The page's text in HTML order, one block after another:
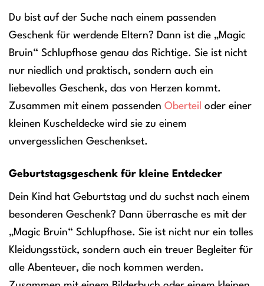
Du bist auf der Suche nach einem passenden
Geschenk für werdende Eltern? Dann ist die „Magic
Bruin“ Schlupfhose genau das Richtige. Sie ist nicht
nur niedlich und praktisch, sondern auch ein
liebevolles Geschenk, das von Herzen kommt.
Zusammen mit einem passenden Oberteil oder einer
kleinen Kuscheldecke wird sie zu einem
unvergesslichen Geschenkset.
Geburtstagsgeschenk für kleine Entdecker
Dein Kind hat Geburtstag und du suchst nach einem
besonderen Geschenk? Dann überrasche es mit der
„Magic Bruin“ Schlupfhose. Sie ist nicht nur ein tolles
Kleidungsstück, sondern auch ein treuer Begleiter für
alle Abenteuer, die noch kommen werden.